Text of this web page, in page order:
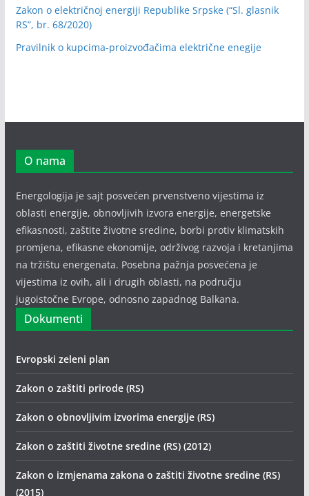
Zakon o električnoj energiji Republike Srpske (“Sl. glasnik
RS”, br. 68/2020)
Pravilnik o kupcima-proizvođačima električne enegije
O nama
Energologija je sajt posvećen prvenstveno vijestima iz
oblasti energije, obnovljivih izvora energije, energetske
efikasnosti, zaštite životne sredine, borbi protiv klimatskih
promjena, efikasne ekonomije, održivog razvoja i kretanjima
na tržištu energenata. Posebna pažnja posvećena je
vijestima iz ovih, ali i drugih oblasti, na području
jugoistočne Evrope, odnosno zapadnog Balkana.
Dokumenti
Evropski zeleni plan
Zakon o zaštiti prirode (RS)
Zakon o obnovljivim izvorima energije (RS)
Zakon o zaštiti životne sredine (RS) (2012)
Zakon o izmjenama zakona o zaštiti životne sredine (RS)
(2015)